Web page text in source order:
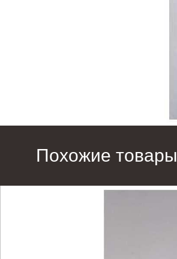
Похожие товары